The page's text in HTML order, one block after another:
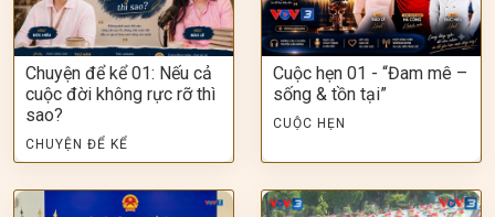
Chuyện để kể 01: Nếu cả
cuộc đời không rực rỡ thì
sao?
CHUYỆN ĐỂ KỂ
Cuộc hẹn 01 - “Đam mê –
sống & tồn tại”
CUỘC HẸN